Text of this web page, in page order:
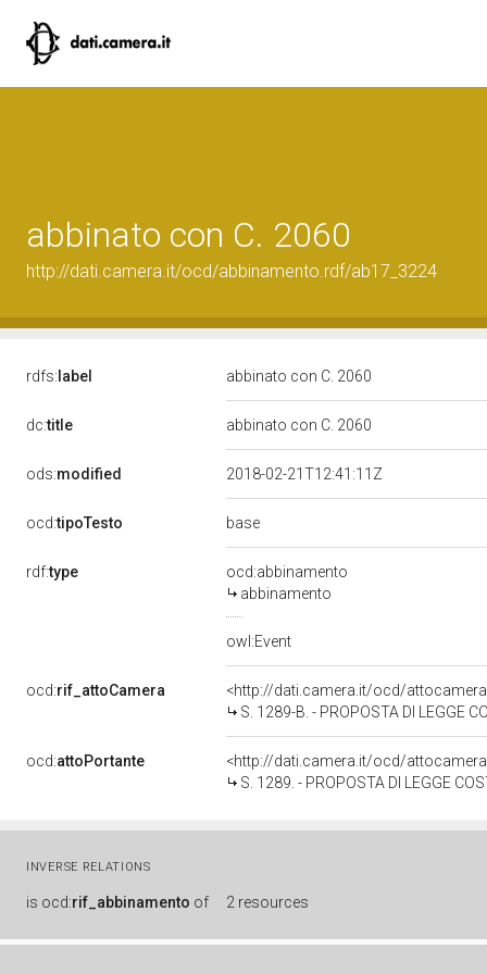
abbinato con C. 2060
http://dati.camera.it/ocd/abbinamento.rdf/ab17_3224
rdfs: label abbinato con C. 2060
dc:title abbinato con C. 2060
ods:modified 2018-02-21T12:41:11Z
ocd:tipoTesto base
rdf:type
ocd:abbinamento
abbinamento
owl:Event
ocd:rif_attoCamera
<http://dati.camera.it/ocd/
S. 1289-B. - PROPOSTA DI LEGGE COSTITUZIONALE D'INIZIATIVA DEL CONSIGLIO REGIONALE DEL FRIULI VENEZIA GIULIA:
ocd:attoPortante
<http://dati.camera.it/ocd/
S. 1289. - PROPOSTA DI LEGGE COSTITUZIONALE D'INIZIATIVA DEL CONSIGLIO REGIONALE DEL FRIULI
INVERSE RELATIONS
is ocd:rif_abbinamento of 2 resources